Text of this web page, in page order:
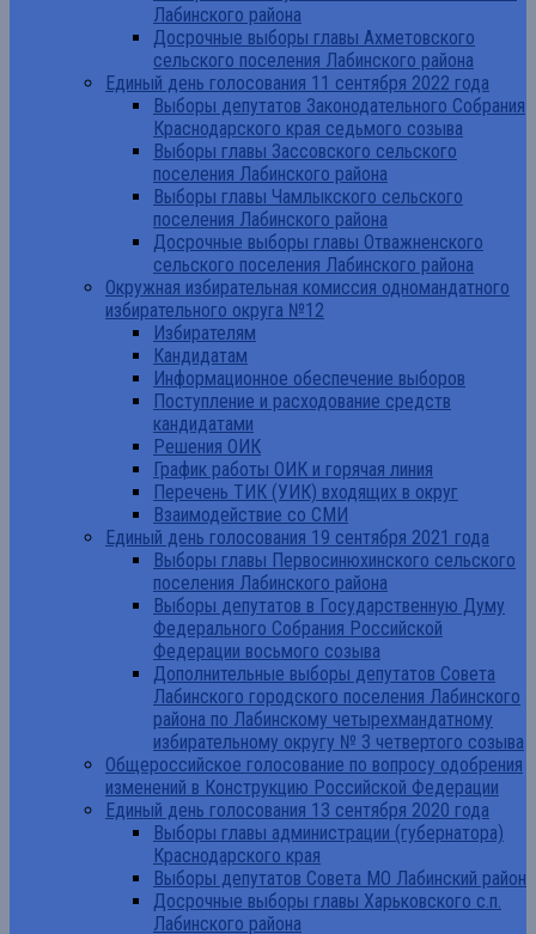
Лабинского района
Досрочные выборы главы Ахметовского
сельского поселения Лабинского района
Единый день голосования 11 сентября 2022 года
Выборы депутатов Законодательного Собрания
Краснодарского края седьмого созыва
Выборы главы Зассовского сельского
поселения Лабинского района
Выборы главы Чамлыкского сельского
поселения Лабинского района
Досрочные выборы главы Отважненского
сельского поселения Лабинского района
Окружная избирательная комиссия одномандатного
избирательного округа №12
Избирателям
Кандидатам
Информационное обеспечение выборов
Поступление и расходование средств
кандидатами
Решения ОИК
График работы ОИК и горячая линия
Перечень ТИК (УИК) входящих в округ
Взаимодействие со СМИ
Единый день голосования 19 сентября 2021 года
Выборы главы Первосинюхинского сельского
поселения Лабинского района
Выборы депутатов в Государственную Думу
Федерального Собрания Российской
Федерации восьмого созыва
Дополнительные выборы депутатов Совета
Лабинского городского поселения Лабинского
района по Лабинскому четырехмандатному
избирательному округу № 3 четвертого созыва
Общероссийское голосование по вопросу одобрения
изменений в Конструкцию Российской Федерации
Единый день голосования 13 сентября 2020 года
Выборы главы администрации (губернатора)
Краснодарского края
Выборы депутатов Совета МО Лабинский район
Досрочные выборы главы Харьковского с.п.
Лабинского района